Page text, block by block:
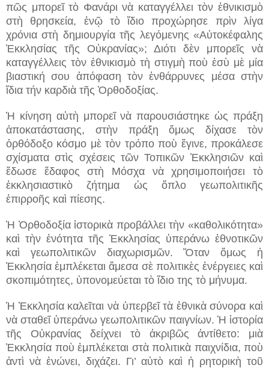
πῶς μπορεῖ τὸ Φανάρι νὰ καταγγέλλει τὸν ἐθνικισμὸ
στὴ θρησκεία, ἐνῷ τὸ ἴδιο προχώρησε πρὶν λίγα
χρόνια στὴ δημιουργία τῆς λεγόμενης «Αὐτοκέφαλης
Ἐκκλησίας τῆς Οὐκρανίας»; Διότι δὲν μπορεῖς νὰ
καταγγέλλεις τὸν ἐθνικισμὸ τὴ στιγμὴ ποὺ ἐσὺ μὲ μία
βιαστική σου ἀπόφαση τὸν ἐνθάρρυνες μέσα στὴν
ἴδια τήν καρδιὰ τῆς Ὀρθοδοξίας.
Ἡ κίνηση αὐτὴ μπορεῖ νὰ παρουσιάστηκε ὡς πράξη
ἀποκατάστασης, στὴν πράξη ὅμως δίχασε τὸν
ὀρθόδοξο κόσμο μὲ τὸν τρόπο ποὺ ἔγινε, προκάλεσε
σχίσματα στὶς σχέσεις τῶν Τοπικῶν Ἐκκλησιῶν καὶ
ἔδωσε ἔδαφος στὴ Μόσχα νὰ χρησιμοποιήσει τὸ
ἐκκλησιαστικὸ ζήτημα ὡς ὅπλο γεωπολιτικῆς
ἐπιρροῆς καὶ πίεσης.
Ἡ Ὀρθοδοξία ἱστορικὰ προβάλλει τὴν «καθολικότητα»
καὶ τὴν ἑνότητα τῆς Ἐκκλησίας ὑπεράνω ἐθνοτικῶν
καὶ γεωπολιτικῶν διαχωρισμῶν. Ὅταν ὅμως ἡ
Ἐκκλησία ἐμπλέκεται ἄμεσα σὲ πολιτικὲς ἐνέργειες καὶ
σκοπιμότητες, ὑπονομεύεται τὸ ἴδιο της τὸ μήνυμα.
Ἡ Ἐκκλησία καλεῖται νὰ ὑπερβεῖ τὰ ἐθνικὰ σύνορα καὶ
νὰ σταθεῖ ὑπεράνω γεωπολιτικῶν παιγνίων. Ἡ ἱστορία
τῆς Οὐκρανίας δείχνει τὸ ἀκριβῶς ἀντίθετο: μιὰ
Ἐκκλησία ποὺ ἐμπλέκεται στὰ πολιτικὰ παιχνίδια, ποὺ
ἀντὶ νὰ ἑνώνει, διχάζει. Γι’ αὐτὸ καὶ ἡ ρητορικὴ τοῦ